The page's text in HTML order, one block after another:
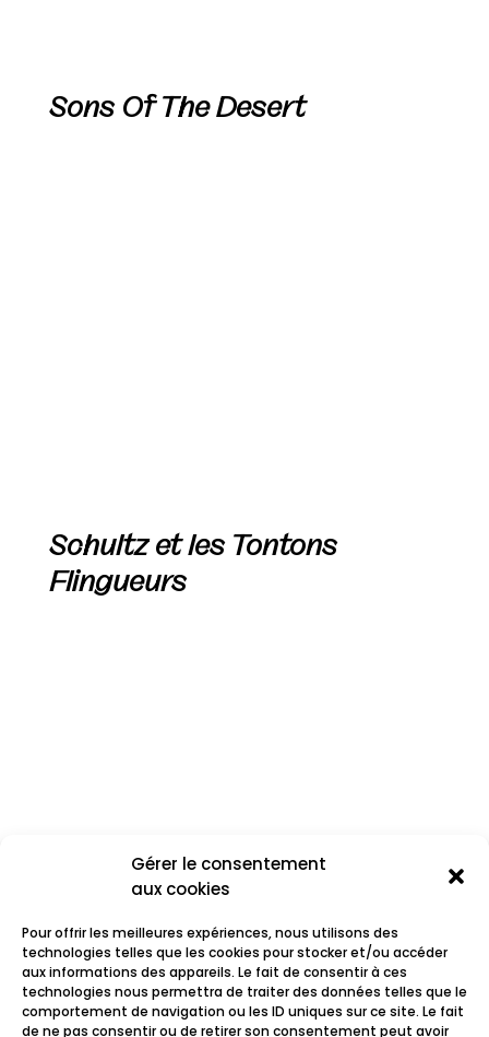
Gérer le consentement
aux cookies
Pour offrir les meilleures expériences, nous utilisons des
technologies telles que les cookies pour stocker et/ou accéder
aux informations des appareils. Le fait de consentir à ces
technologies nous permettra de traiter des données telles que le
comportement de navigation ou les ID uniques sur ce site. Le fait
de ne pas consentir ou de retirer son consentement peut avoir
Sons Of The Desert
Schultz et les Tontons
Flingueurs
Prohibeat